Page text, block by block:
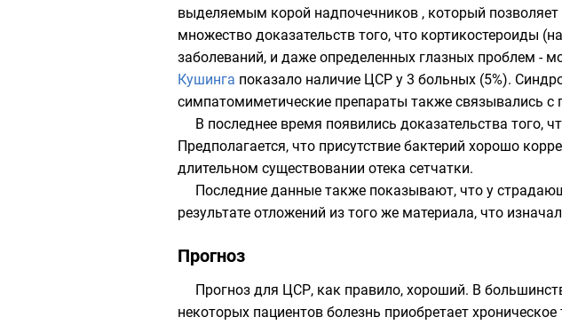
выделяемым корой надпочечников , который позволяет
множество доказательств того, что кортикостероиды
заболеваний, и даже определенных глазных проблем -
Кушинга показало наличие ЦСР у 3 больных (5%).
симпатомиметические препараты также связывались с
В последнее время появились доказательства того,
Предполагается, что присутствие бактерий хорошо
длительном существовании отека сетчатки.
Последние данные также показывают, что у
результате отложений из того же материала, что
Прогноз
Прогноз для ЦСР, как правило, хороший. В
некоторых пациентов болезнь приобретает